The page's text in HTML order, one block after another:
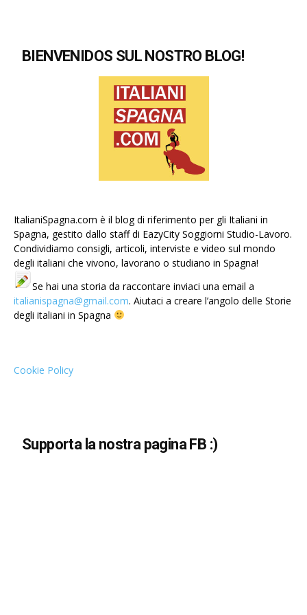
BIENVENIDOS SUL NOSTRO BLOG!
ItalianiSpagna.com è il blog di riferimento per gli Italiani in
Spagna, gestito dallo staff di EazyCity Soggiorni Studio-Lavoro.
Condividiamo consigli, articoli, interviste e video sul mondo
degli italiani che vivono, lavorano o studiano in Spagna!
Se hai una storia da raccontare inviaci una email a
italianispagna@gmail.com. Aiutaci a creare l’angolo delle Storie
degli italiani in Spagna
Cookie Policy
Supporta la nostra pagina FB :)